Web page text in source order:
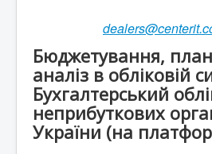
Оновлення БАС НПО. Відео на
Супровід неприбуткової
Ціни на пакетів сервісів ІТС
BAS Комплексне управління
Business automation software for
Бюджетування,
аналіз в обліковій
Бухгалтерський
неприбуткових
України (на